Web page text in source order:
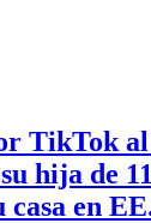
TikTok
hija de
casa en